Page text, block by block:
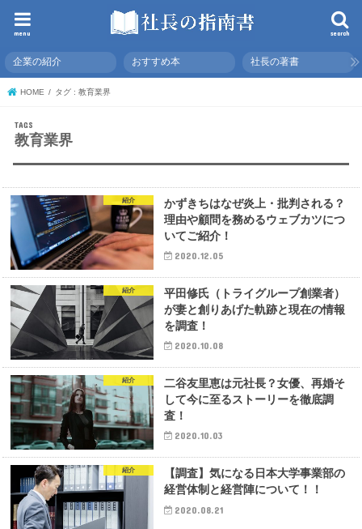
search
menu
企業の紹介 おすすめ本 社長の著書
HOME タグ : 教育業界
教育業界
紹介
かずきちはなぜ炎上・批判される？
理由や顧問を務めるウェブカツにつ
いてご紹介！
2020.12.05
紹介
平田修氏（トライグループ創業者）
が妻と創りあげた軌跡と現在の情報
を調査！
2020.10.08
紹介
二谷友里恵は元社長？女優、再婚そ
して今に至るストーリーを徹底調
査！
2020.10.03
紹介
【調査】気になる日本大学事業部の
経営体制と経営陣について！！
2020.08.21